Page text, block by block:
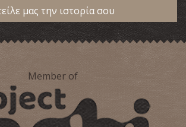
~5.7Km
μας την ιστορία σου
Member of